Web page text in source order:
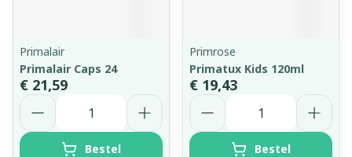
Primalair
Primalair Caps 24
€ 21,59
Aantal
Bestel
Primrose
Primatux Kids 120ml
€ 19,43
Aantal
Bestel